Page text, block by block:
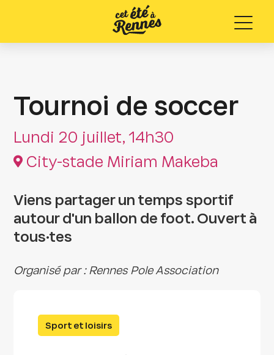
Menu
Tournoi de soccer
Lundi 20 juillet, 14h30
City-stade Miriam Makeba
Viens partager un temps sportif
autour d'un ballon de foot. Ouvert à
tous·tes
Organisé par : Rennes Pole Association
Sport et loisirs